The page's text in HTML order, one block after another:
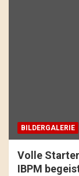
BILDERGALERIE
Volle
IBPM